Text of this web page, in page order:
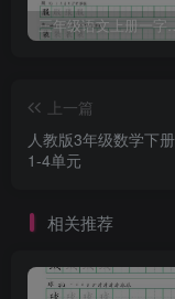
三年级语文上
上一篇
人教版3年级数学下
1-4单元
相关推荐